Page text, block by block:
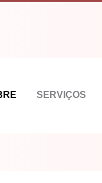
SERVIÇOS